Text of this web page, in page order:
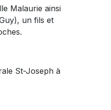
Malaurie ainsi
un fils et
St-Joseph à